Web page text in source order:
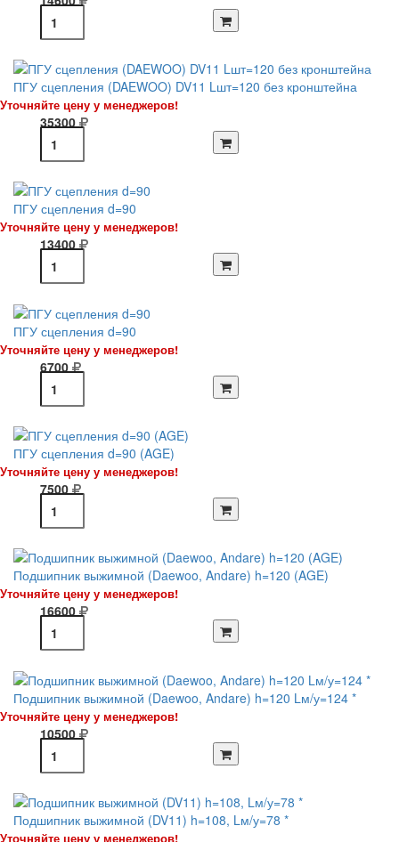
ПГУ сцепления (DAEWOO) DV11 Lшт=120 без кронштейна
Уточняйте цену у менеджеров!
35300
ПГУ сцепления d=90
Уточняйте цену у менеджеров!
13400
ПГУ сцепления d=90
Уточняйте цену у менеджеров!
6700
ПГУ сцепления d=90 (AGE)
Уточняйте цену у менеджеров!
7500
Подшипник выжимной (Daewoo, Andare) h=120 (AGE)
Уточняйте цену у менеджеров!
16600
Подшипник выжимной (Daewoo, Andare) h=120 Lм/у=124 *
Уточняйте цену у менеджеров!
10500
Подшипник выжимной (DV11) h=108, Lм/у=78 *
Уточняйте цену у менеджеров!